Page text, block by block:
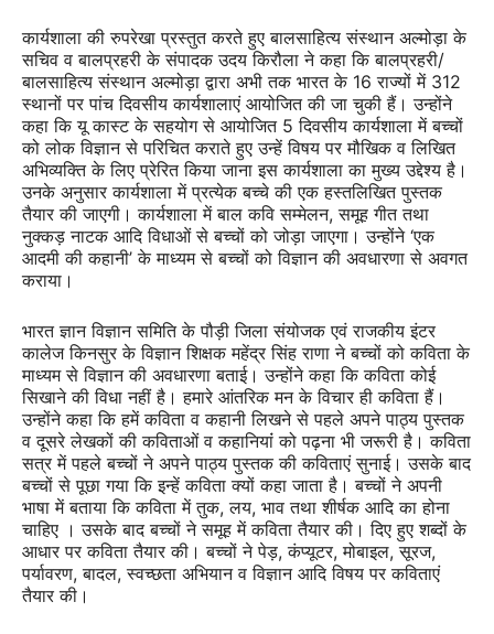
कार्यशाला की रुपरेखा प्रस्तुत करते हुए बालसाहित्य संस्थान अल्मोड़ा के
सचिव व बालप्रहरी के संपादक उदय किरौला ने कहा कि बालप्रहरी/
बालसाहित्य संस्थान अल्मोड़ा द्वारा अभी तक भारत के 16 राज्यों में 312
स्थानों पर पांच दिवसीय कार्यशालाएं आयोजित की जा चुकी हैं। उन्होंने
कहा कि यू कास्ट के सहयोग से आयोजित 5 दिवसीय कार्यशाला में बच्चों
को लोक विज्ञान से परिचित कराते हुए उन्हें विषय पर मौखिक व लिखित
अभिव्यक्ति के लिए प्रेरित किया जाना इस कार्यशाला का मुख्य उद्देश्य है।
उनके अनुसार कार्यशाला में प्रत्येक बच्चे की एक हस्तलिखित पुस्तक
तैयार की जाएगी। कार्यशाला में बाल कवि सम्मेलन, समूह गीत तथा
नुक्कड़ नाटक आदि विधाओं से बच्चों को जोड़ा जाएगा। उन्होंने ‘एक
आदमी की कहानी’ के माध्यम से बच्चों को विज्ञान की अवधारणा से अवगत
कराया।
भारत ज्ञान विज्ञान समिति के पौड़ी जिला संयोजक एवं राजकीय इंटर
कालेज किनसुर के विज्ञान शिक्षक महेंद्र सिंह राणा ने बच्चों को कविता के
माध्यम से विज्ञान की अवधारणा बताई। उन्होंने कहा कि कविता कोई
सिखाने की विधा नहीं है। हमारे आंतरिक मन के विचार ही कविता हैं।
उन्होंने कहा कि हमें कविता व कहानी लिखने से पहले अपने पाठ्य पुस्तक
व दूसरे लेखकों की कविताओं व कहानियांं को पढ़ना भी जरूरी है। कविता
सत्र में पहले बच्चों ने अपने पाठ्य पुस्तक की कविताएं सुनाई। उसके बाद
बच्चों से पूछा गया कि इन्हें कविता क्यों कहा जाता है। बच्चों ने अपनी
भाषा में बताया कि कविता में तुक, लय, भाव तथा शीर्षक आदि का होना
चाहिए । उसके बाद बच्चों ने समूह में कविता तैयार की। दिए हुए शब्दों के
आधार पर कविता तैयार की। बच्चों ने पेड़, कंप्यूटर, मोबाइल, सूरज,
पर्यावरण, बादल, स्वच्छता अभियान व विज्ञान आदि विषय पर कविताएं
तैयार की।